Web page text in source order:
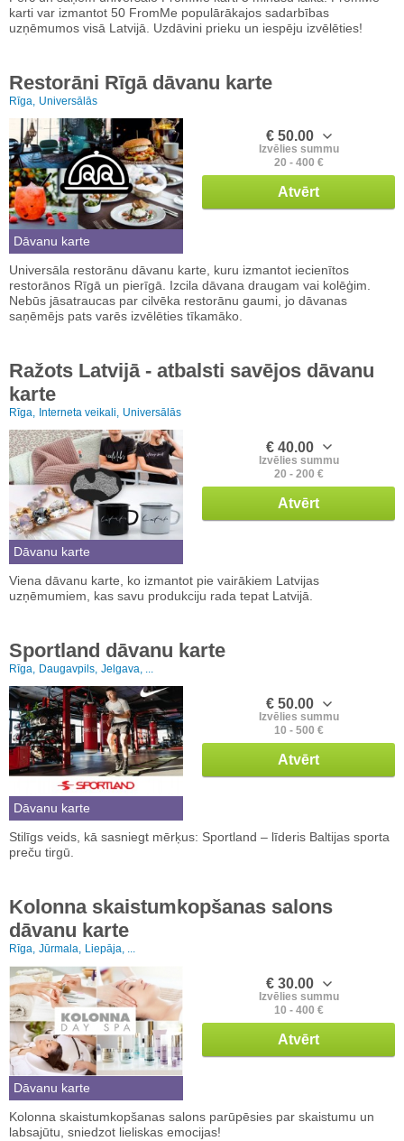
karti var izmantot 50 FromMe populārākajos sadarbības
uzņēmumos visā Latvijā. Uzdāvini prieku un iespēju izvēlēties!
Restorāni Rīgā dāvanu karte
Rīga, Universālās
Dāvanu karte
€ 50.00
Izvēlies summu
20 - 400 €
Atvērt
Universāla restorānu dāvanu karte, kuru izmantot iecienītos
restorānos Rīgā un pierīgā. Izcila dāvana draugam vai kolēģim.
Nebūs jāsatraucas par cilvēka restorānu gaumi, jo dāvanas
saņēmējs pats varēs izvēlēties tīkamāko.
Ražots Latvijā - atbalsti savējos dāvanu
karte
Rīga, Interneta veikali, Universālās
Dāvanu karte
€ 40.00
Izvēlies summu
20 - 200 €
Atvērt
Viena dāvanu karte, ko izmantot pie vairākiem Latvijas
uzņēmumiem, kas savu produkciju rada tepat Latvijā.
Sportland dāvanu karte
Rīga, Daugavpils, Jelgava, ...
Dāvanu karte
€ 50.00
Izvēlies summu
10 - 500 €
Atvērt
Stilīgs veids, kā sasniegt mērķus: Sportland – līderis Baltijas sporta
preču tirgū.
Kolonna skaistumkopšanas salons
dāvanu karte
Rīga, Jūrmala, Liepāja, ...
Dāvanu karte
€ 30.00
Izvēlies summu
10 - 400 €
Atvērt
Kolonna skaistumkopšanas salons parūpēsies par skaistumu un
labsajūtu, sniedzot lieliskas emocijas!